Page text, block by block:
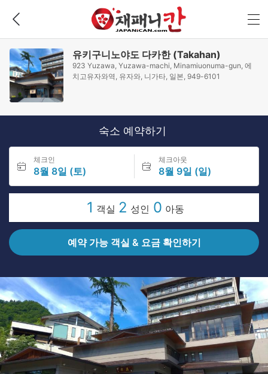
유키구니노야도 다카한 (Takahan)
923 Yuzawa, Yuzawa-machi, Minamiuonuma-gun, 에
치고유자와역, 유자와, 니가타, 일본, 949-6101
숙소 예약하기
체크인
8월 8일 (토)
체크아웃
8월 9일 (일)
1 객실 2 성인 0 아동
예약 가능 객실 & 요금 확인하기